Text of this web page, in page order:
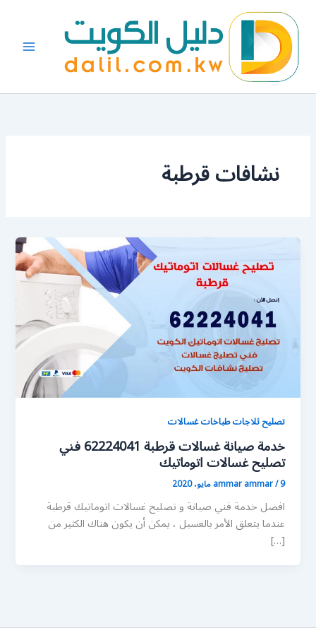
المحتوى
نشافات قرطبة
تصليح ثلاجات طباخات غسالات
خدمة صيانة غسالات قرطبة 62224041 فني
تصليح غسالات اتوماتيك
ammar ammar/9 مايو، 2020
افضل خدمة فني صيانة و تصليح غسالات اتوماتيك قرطبة
عندما يتعلق الأمر بالغسيل ، يمكن أن يكون هناك الكثير من
[…]